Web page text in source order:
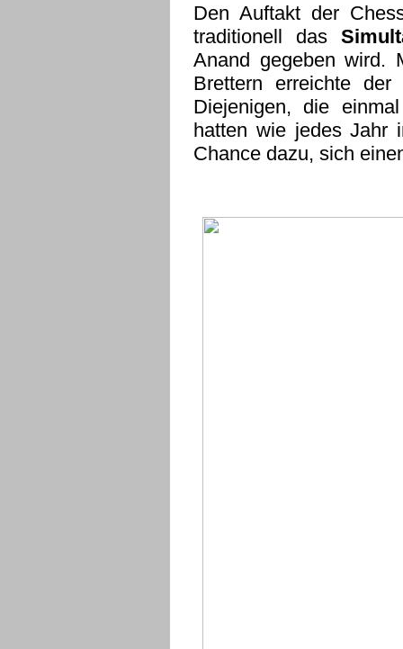
Den Auftakt der
traditionell das
Anand gegeben wird.
Brettern erreichte
Diejenigen, die
hatten wie jedes Jahr
Chance dazu, sich